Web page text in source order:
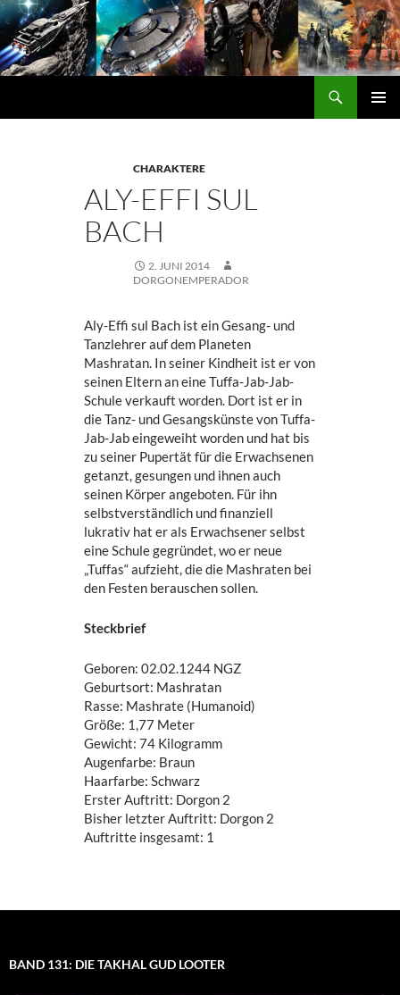
Zum
Inhalt
springen
CHARAKTERE
ALY-EFFI SUL
BACH
2. JUNI 2014
DORGONEMPERADOR
Aly-Effi sul Bach ist ein Gesang- und
Tanzlehrer auf dem Planeten
Mashratan. In seiner Kindheit ist er von
seinen Eltern an eine Tuffa-Jab-Jab-
Schule verkauft worden. Dort ist er in
die Tanz- und Gesangskünste von Tuffa-
Jab-Jab eingeweiht worden und hat bis
zu seiner Pupertät für die Erwachsenen
getanzt, gesungen und ihnen auch
seinen Körper angeboten. Für ihn
selbstverständlich und finanziell
lukrativ hat er als Erwachsener selbst
eine Schule gegründet, wo er neue
„Tuffas“ aufzieht, die die Mashraten bei
den Festen berauschen sollen.
Steckbrief
Geboren: 02.02.1244 NGZ
Geburtsort: Mashratan
Rasse: Mashrate (Humanoid)
Größe: 1,77 Meter
Gewicht: 74 Kilogramm
Augenfarbe: Braun
Haarfarbe: Schwarz
Erster Auftritt: Dorgon 2
Bisher letzter Auftritt: Dorgon 2
Auftritte insgesamt: 1
BAND 131: DIE TAKHAL GUD LOOTER